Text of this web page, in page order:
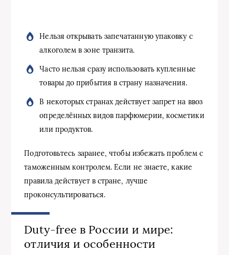
Нельзя открывать запечатанную упаковку с
алкоголем в зоне транзита.
Часто нельзя сразу использовать купленные
товары до прибытия в страну назначения.
В некоторых странах действует запрет на ввоз
определённых видов парфюмерии, косметики
или продуктов.
Подготовьтесь заранее, чтобы избежать проблем с
таможенным контролем. Если не знаете, какие
правила действует в стране, лучше
проконсультироваться.
Duty-free в России и мире:
отличия и особенности